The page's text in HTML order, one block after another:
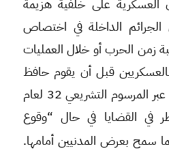
على خلفية هزيمة
للنظر في الجرائم الداخلة في اختصاص
زمن الحرب أو خلال العمليات
قبل أن يقوم حافظ
الأسد بتوسيع اختصاصها عبر المرسوم التشريعي 32 لعام
في القضايا في حال “وقوع
سمح بعرض المدنيين أمامها.